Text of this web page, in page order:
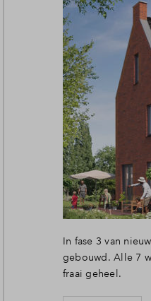
In fase 3 van
gebouwd. Alle 7
fraai geheel.